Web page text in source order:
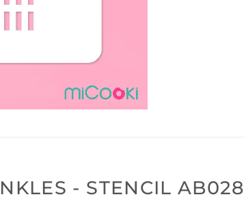
- STENCIL AB028